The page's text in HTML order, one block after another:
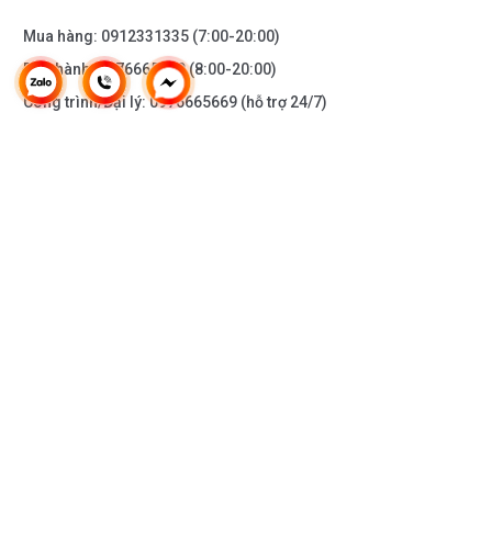
Mua hàng: 0912331335 (7:00-20:00)
Bảo hành:0976665669(8:00-20:00)
Công trình/Đại lý:0976665669 (hỗ trợ 24/7)